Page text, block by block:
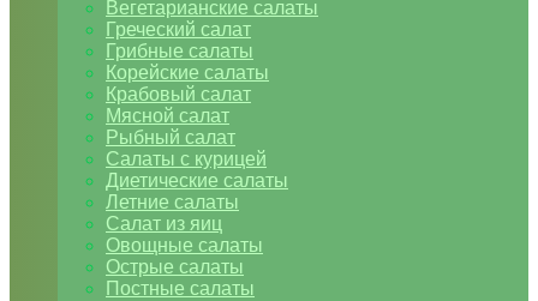
Вегетарианские салаты
Греческий салат
Грибные салаты
Корейские салаты
Крабовый салат
Мясной салат
Рыбный салат
Салаты с курицей
Диетические салаты
Летние салаты
Салат из яиц
Овощные салаты
Острые салаты
Постные салаты